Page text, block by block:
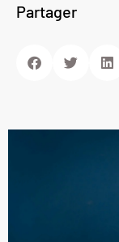
Partager